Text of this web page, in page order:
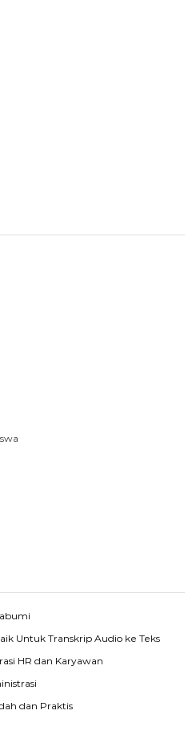
Untuk Transkrip Audio ke Teks
HR dan Karyawan
dan Praktis